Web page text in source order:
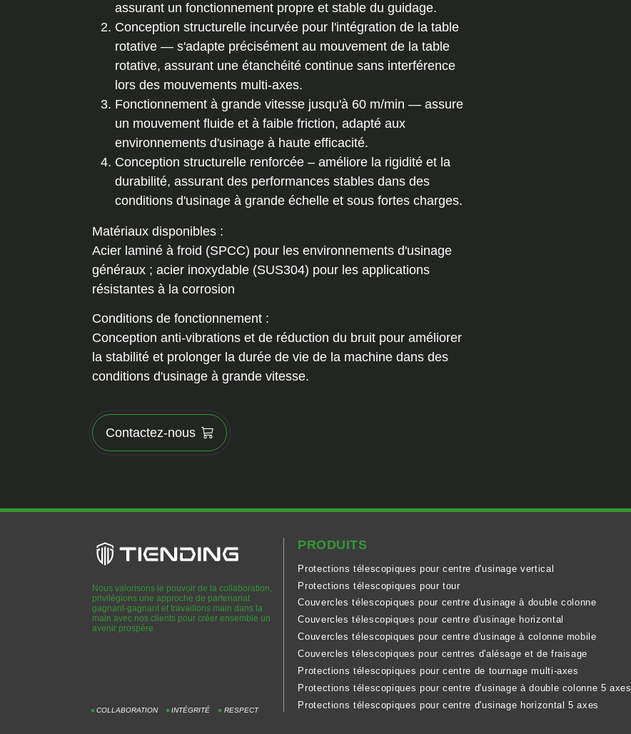
assurant un fonctionnement propre et stable du guidage.
Conception structurelle incurvée pour l'intégration de la table
rotative — s'adapte précisément au mouvement de la table
rotative, assurant une étanchéité continue sans interférence
lors des mouvements multi-axes.
Fonctionnement à grande vitesse jusqu'à 60 m/min — assure
un mouvement fluide et à faible friction, adapté aux
environnements d'usinage à haute efficacité.
Conception structurelle renforcée – améliore la rigidité et la
durabilité, assurant des performances stables dans des
conditions d'usinage à grande échelle et sous fortes charges.
Matériaux disponibles :
Acier laminé à froid (SPCC) pour les environnements d'usinage
généraux ; acier inoxydable (SUS304) pour les applications
résistantes à la corrosion
Conditions de fonctionnement :
Conception anti-vibrations et de réduction du bruit pour améliorer
la stabilité et prolonger la durée de vie de la machine dans des
conditions d'usinage à grande vitesse.
Contactez-nous
Nous valorisons le pouvoir de la collaboration,
privilégions une approche de partenariat
gagnant-gagnant et travaillons main dans la
main avec nos clients pour créer ensemble un
avenir prospère.
COLLABORATION INTÉGRITÉ RESPECT
PRODUITS
Protections télescopiques pour centre d'usinage vertical
Protections télescopiques pour tour
Couvercles télescopiques pour centre d'usinage à double colonne
Couvercles télescopiques pour centre d'usinage horizontal
Couvercles télescopiques pour centre d'usinage à colonne mobile
Couvercles télescopiques pour centres d'alésage et de fraisage
Protections télescopiques pour centre de tournage multi-axes
Protections télescopiques pour centre d'usinage à double colonne 5 axes
Protections télescopiques pour centre d'usinage horizontal 5 axes